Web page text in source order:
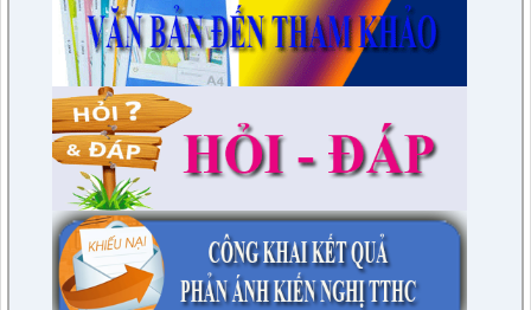
1/NQ-TTHĐND
Nghị quyết V/v: Điều chỉnh cục bộ quy hoạch chi tiết xây dựng
tỷ lệ 1/500 Khu trung tâm thị trấn Tuần Giáo huyện Tuần Giáo
tỉnh Điện Biên ( Khu dân cư số 1 Thị trấn Tuần Giáo; Khu dân
cư số 2 Thị trấn Tuần Giáo; Khu dân cư mới số 3
lượt xem: 2803 | lượt tải:1456
2/CV-BDT
Đề xuất chuyên đề giám sát năm 2024
lượt xem: 3923 | lượt tải:979
4/CV-BKTXH
Đề xuất nội dung giám sát năm 2024 của TT HĐND huyện
lượt xem: 4940 | lượt tải:1315